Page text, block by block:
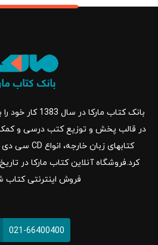
بانک کتاب مارکا
در قالب پخش و توزیع کتب درسی و
فروش اینترنتی کتاب
021-66400400